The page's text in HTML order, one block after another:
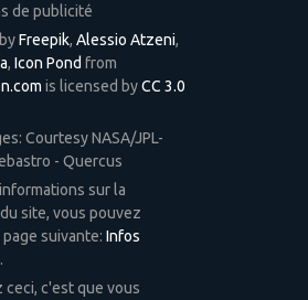
de publicité
Freepik, Alessio Atzeni,
, Icon Pond from
is licensed byCC 3.0
Courtesy NASA/JPL-
- Quercus
sur la
site, vous pouvez
suivante: Infos
.
ceci, c'est que vous